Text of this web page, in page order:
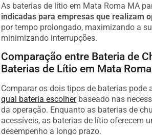
As baterias de lítio em Mata Roma MA
indicadas para empresas que realizam
por tempo prolongado, maximizando a
minimizando interrupções.
Comparação entre Bateria de
Baterias de Lítio em Mata
Comparar os dois tipos de baterias pode
qual bateria escolherbaseado nas
da operação. Enquanto as baterias de
acessíveis, as baterias de lítio oferecem
desempenho a longo prazo.